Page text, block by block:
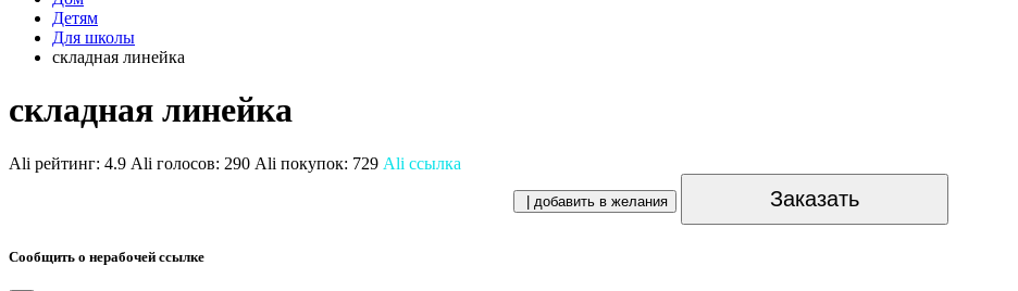
Детям
Для школы
складная линейка
складная линейка
Ali рейтинг: 4.9 Ali голосов: 290 Ali покупок: 729 Ali ссылка
| добавить в желания Заказать
Сообщить о нерабочей ссылке